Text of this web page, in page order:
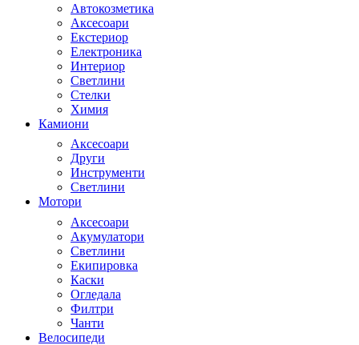
Автокозметика
Аксесоари
Екстериор
Електроника
Интериор
Светлини
Стелки
Химия
Камиони
Аксесоари
Други
Инструменти
Светлини
Мотори
Аксесоари
Акумулатори
Светлини
Екипировка
Каски
Огледала
Филтри
Чанти
Велосипеди